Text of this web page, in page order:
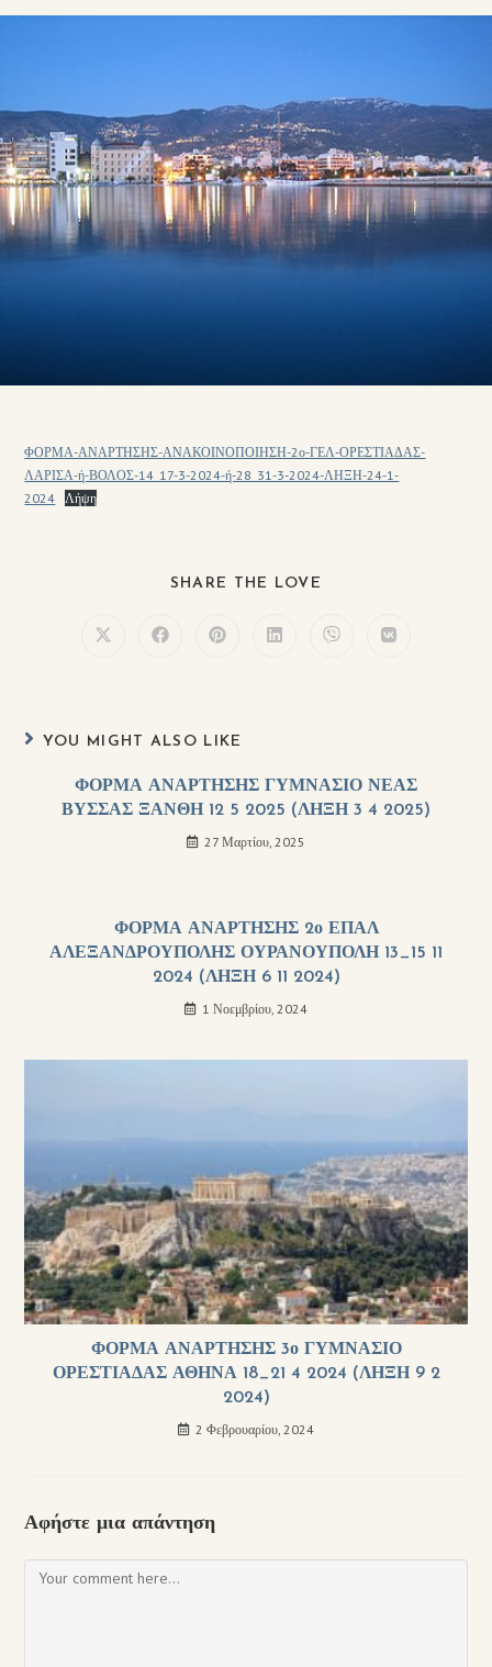
ΦΟΡΜΑ-ΑΝΑΡΤΗΣΗΣ-ΑΝΑΚΟΙΝΟΠΟΙΗΣΗ-2ο-ΓΕΛ-ΟΡΕΣΤΙΑΔΑΣ-
ΛΑΡΙΣΑ-ή-ΒΟΛΟΣ-14_17-3-2024-ή-28_31-3-2024-ΛΗΞΗ-24-1-
2024
Λήψη
SHARE THE LOVE
YOU MIGHT ALSO LIKE
ΦΟΡΜΑ ΑΝΑΡΤΗΣΗΣ ΓΥΜΝΑΣΙΟ ΝΕΑΣ
ΒΥΣΣΑΣ ΞΑΝΘΗ 12 5 2025 (ΛΗΞΗ 3 4 2025)
27 Μαρτίου, 2025
ΦΟΡΜΑ ΑΝΑΡΤΗΣΗΣ 2ο ΕΠΑΛ
ΑΛΕΞΑΝΔΡΟΥΠΟΛΗΣ ΟΥΡΑΝΟΥΠΟΛΗ 13_15 11
2024 (ΛΗΞΗ 6 11 2024)
1 Νοεμβρίου, 2024
ΦΟΡΜΑ ΑΝΑΡΤΗΣΗΣ 3ο ΓΥΜΝΑΣΙΟ
ΟΡΕΣΤΙΑΔΑΣ ΑΘΗΝΑ 18_21 4 2024 (ΛΗΞΗ 9 2
2024)
2 Φεβρουαρίου, 2024
Αφήστε μια απάντηση